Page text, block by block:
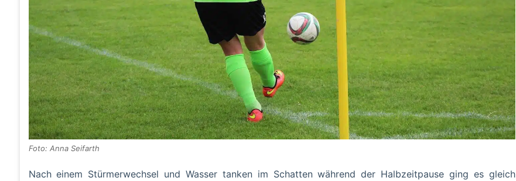
Foto: Anna Seifarth
Nach einem Stürmerwechsel und Wasser tanken im Schatten während der Halbzeitpause ging es gleich